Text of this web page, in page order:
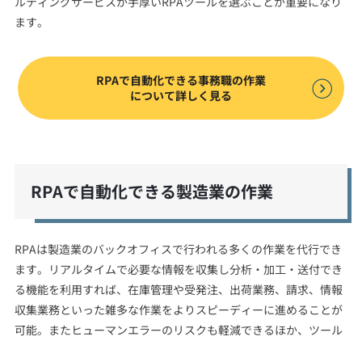
ます。
RPAで自動化できる事務職の作業
について詳しく見る
RPAで自動化できる製造業の作業
RPAは製造業のバックオフィスで行われる多くの作業を代行でき
ます。リアルタイムで必要な情報を収集し分析・加工・送付でき
る機能を利用すれば、在庫管理や受発注、出荷業務、請求、情報
収集業務といった雑多な作業をよりスピーディーに進めることが
可能。またヒューマンエラーのリスクも軽減できるほか、ツール